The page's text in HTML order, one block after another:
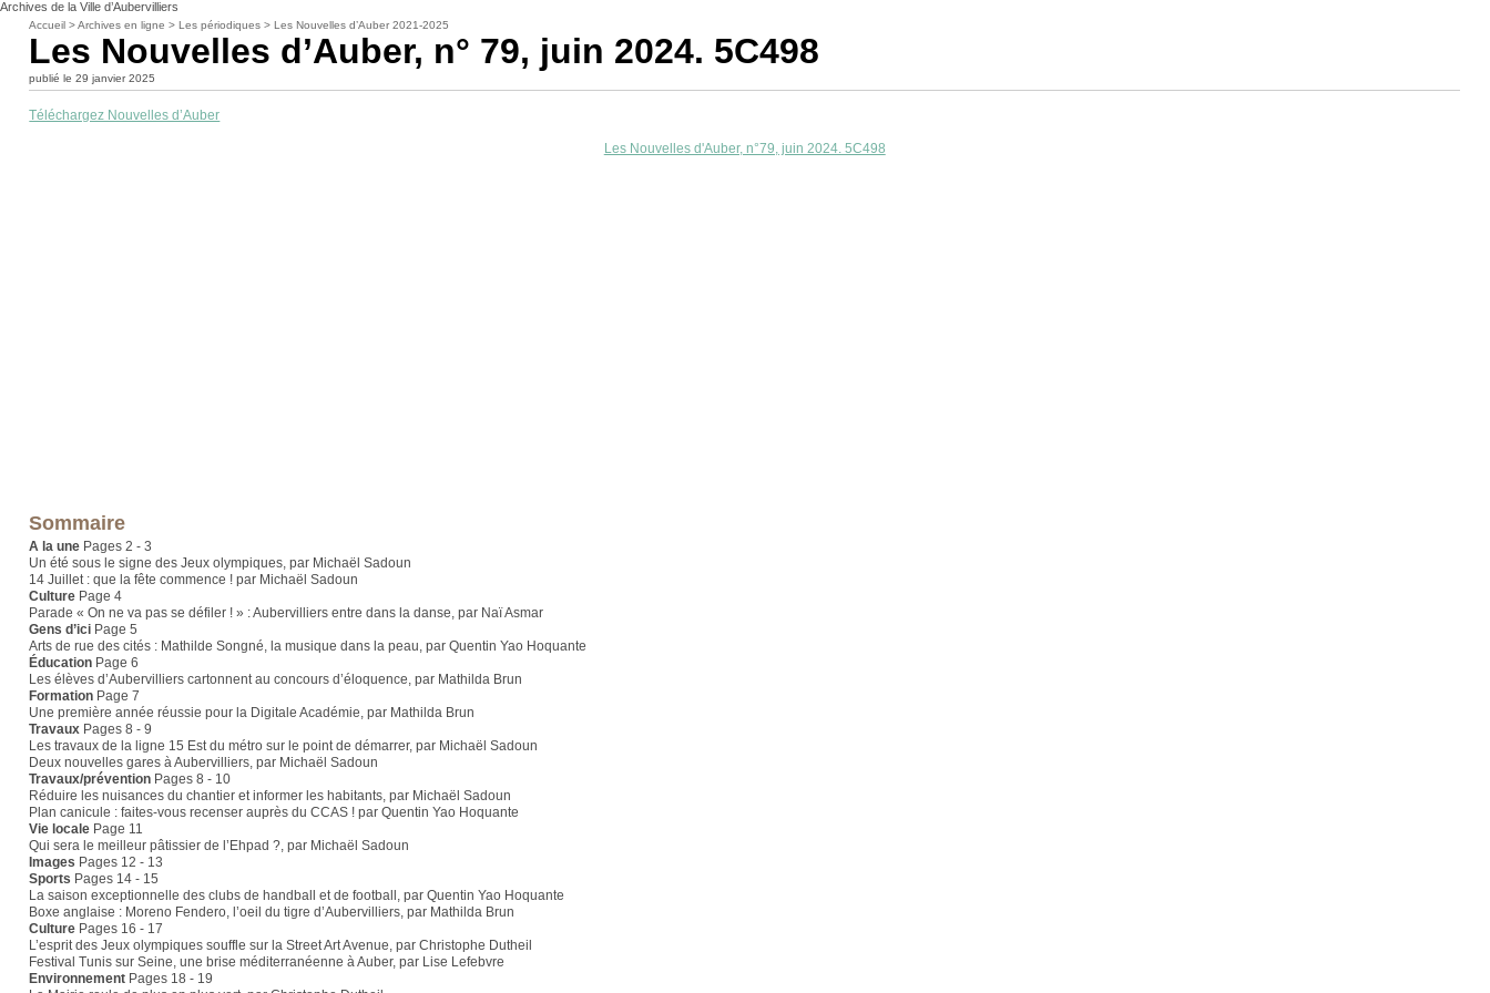
Archives de la Ville d’Aubervilliers
Accueil >Archives en ligne >Les périodiques >Les Nouvelles d’Auber 2021-2025
Les Nouvelles d’Auber, n° 79, juin 2024. 5C498
publié le 29 janvier 2025
Téléchargez Nouvelles d’Auber
Les Nouvelles d'Auber, n°79, juin 2024. 5C498
Sommaire
A la une Pages 2 - 3
Un été sous le signe des Jeux olympiques, par Michaël Sadoun
14 Juillet : que la fête commence ! par Michaël Sadoun
Culture Page 4
Parade « On ne va pas se défiler ! » : Aubervilliers entre dans la danse, par Naï Asmar
Gens d’ici Page 5
Arts de rue des cités : Mathilde Songné, la musique dans la peau, par Quentin Yao Hoquante
Éducation Page 6
Les élèves d’Aubervilliers cartonnent au concours d’éloquence, par Mathilda Brun
Formation Page 7
Une première année réussie pour la Digitale Académie, par Mathilda Brun
Travaux Pages 8 - 9
Les travaux de la ligne 15 Est du métro sur le point de démarrer, par Michaël Sadoun
Deux nouvelles gares à Aubervilliers, par Michaël Sadoun
Travaux/prévention Pages 8 - 10
Réduire les nuisances du chantier et informer les habitants, par Michaël Sadoun
Plan canicule : faites-vous recenser auprès du CCAS ! par Quentin Yao Hoquante
Vie locale Page 11
Qui sera le meilleur pâtissier de l’Ehpad ?, par Michaël Sadoun
Images Pages 12 - 13
Sports Pages 14 - 15
La saison exceptionnelle des clubs de handball et de football, par Quentin Yao Hoquante
Boxe anglaise : Moreno Fendero, l’oeil du tigre d’Aubervilliers, par Mathilda Brun
Culture Pages 16 - 17
L’esprit des Jeux olympiques souffle sur la Street Art Avenue, par Christophe Dutheil
Festival Tunis sur Seine, une brise méditerranéenne à Auber, par Lise Lefebvre
Environnement Pages 18 - 19